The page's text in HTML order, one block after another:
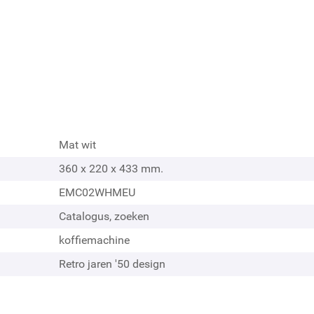
rand
Mat wit
360 x 220 x 433 mm.
EMC02WHMEU
Catalogus, zoeken
koffiemachine
Retro jaren '50 design